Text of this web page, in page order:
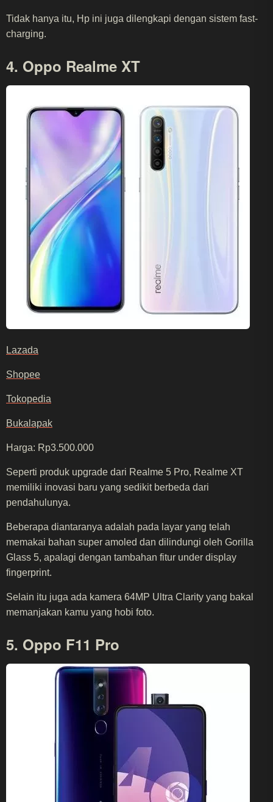
Tidak hanya itu, Hp ini juga dilengkapi dengan sistem fast-
charging.
4. Oppo Realme XT
Lazada
Shopee
Tokopedia
Bukalapak
Harga: Rp3.500.000
Seperti produk upgrade dari Realme 5 Pro, Realme XT
memiliki inovasi baru yang sedikit berbeda dari
pendahulunya.
Beberapa diantaranya adalah pada layar yang telah
memakai bahan super amoled dan dilindungi oleh Gorilla
Glass 5, apalagi dengan tambahan fitur under display
fingerprint.
Selain itu juga ada kamera 64MP Ultra Clarity yang bakal
memanjakan kamu yang hobi foto.
5. Oppo F11 Pro